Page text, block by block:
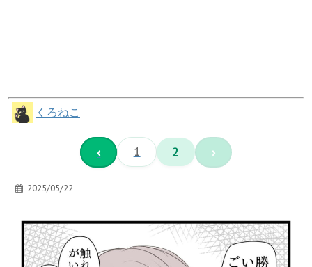
くろねこ
‹ 1 2 ›
2025/05/22